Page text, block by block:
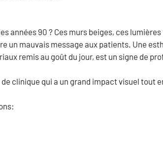
années 90 ? Ces murs beiges, ces
un mauvais message aux patients. Une
remis au goût du jour, est un signe de
clinique qui a un grand impact visuel tout